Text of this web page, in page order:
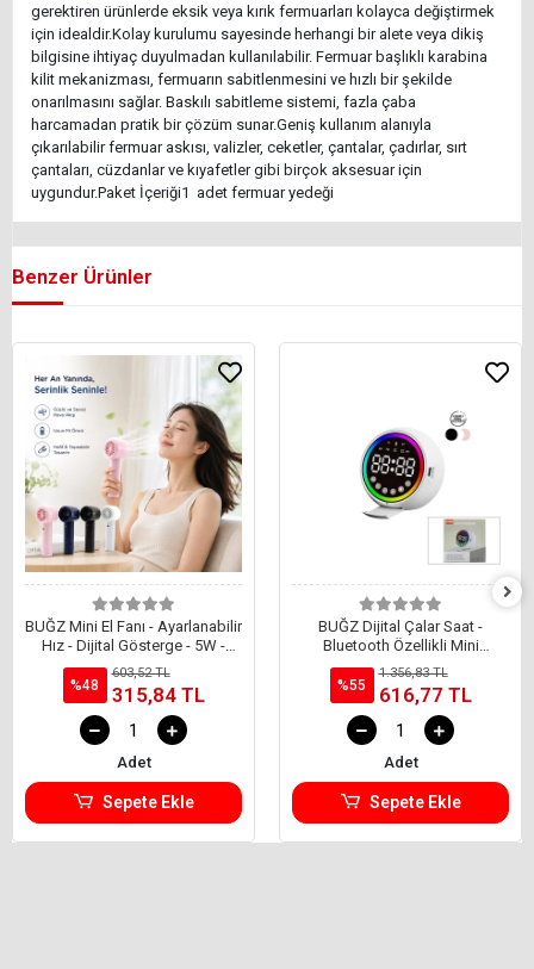
gerektiren ürünlerde eksik veya kırık fermuarları kolayca değiştirmek
için idealdir.Kolay kurulumu sayesinde herhangi bir alete veya dikiş
bilgisine ihtiyaç duyulmadan kullanılabilir. Fermuar başlıklı karabina
kilit mekanizması, fermuarın sabitlenmesini ve hızlı bir şekilde
onarılmasını sağlar. Baskılı sabitleme sistemi, fazla çaba
harcamadan pratik bir çözüm sunar.Geniş kullanım alanıyla
çıkarılabilir fermuar askısı, valizler, ceketler, çantalar, çadırlar, sırt
çantaları, cüzdanlar ve kıyafetler gibi birçok aksesuar için
uygundur.Paket İçeriği1 adet fermuar yedeği
Benzer Ürünler
BUĞZ Mini El Fanı - Ayarlanabilir
Hız - Dijital Gösterge - 5W -
Karışık Renk
%48
603,52 TL
315,84 TL
Adet
Sepete Ekle
BUĞZ Dijital Çalar Saat -
Bluetooth Özellikli Mini
Hoparlör - USB Şarjlı - Işıklı
%55
1.356,83 TL
616,77 TL
Adet
Sepete Ekle